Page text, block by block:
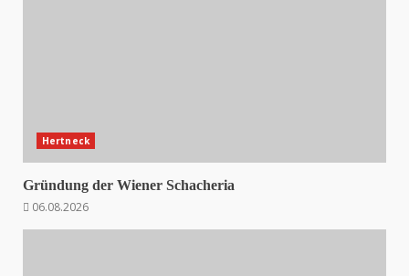
Hertneck
Gründung der Wiener Schacheria
06.08.2026